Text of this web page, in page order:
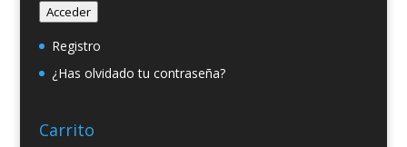
Acceder
Registro
¿Has olvidado tu contraseña?
Carrito